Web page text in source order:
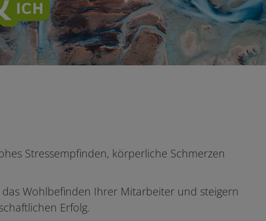
Stressempfinden, körperliche Schmerzen
Wohlbefinden Ihrer Mitarbeiter und steigern
Erfolg.